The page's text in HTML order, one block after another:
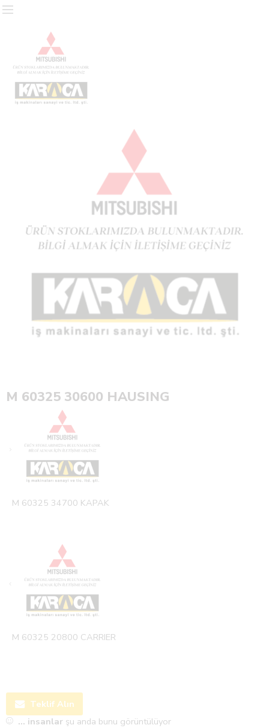
M 60325 30600 HAUSING
M 60325 34700 KAPAK
M 60325 20800 CARRIER
Teklif Alın
... insanlar şu anda bunu görüntülüyor